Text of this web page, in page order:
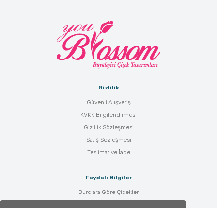
Gizlilik
Güvenli Alışveriş
KVKK Bilgilendirmesi
Gizlilik Sözleşmesi
Satış Sözleşmesi
Teslimat ve İade
Faydalı Bilgiler
Burçlara Göre Çiçekler